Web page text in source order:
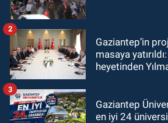
Gaziantep’in
masaya
heyetinden
2
Gaziantep
en iyi 24
3